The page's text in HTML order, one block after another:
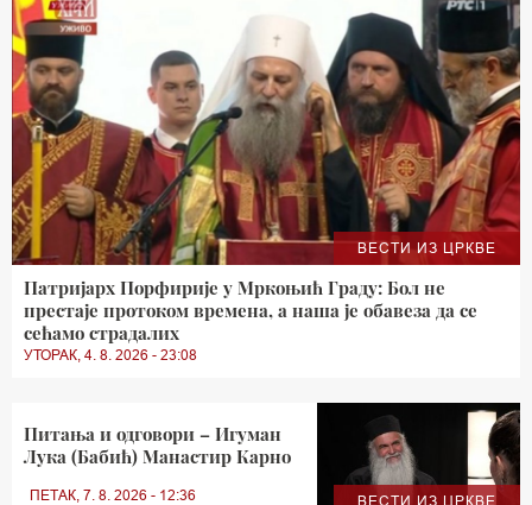
ВЕСТИ ИЗ ЦРКВЕ
Патријарх Порфирије у Мркоњић Граду: Бол не
престаје протоком времена, а наша је обавеза да се
сећамо страдалих
УТОРАК, 4. 8. 2026 - 23:08
ВЕСТИ ИЗ ЦРКВЕ
Питања и одговори – Игуман
Лука (Бабић) Манастир Карно
ПЕТАК, 7. 8. 2026 - 12:36